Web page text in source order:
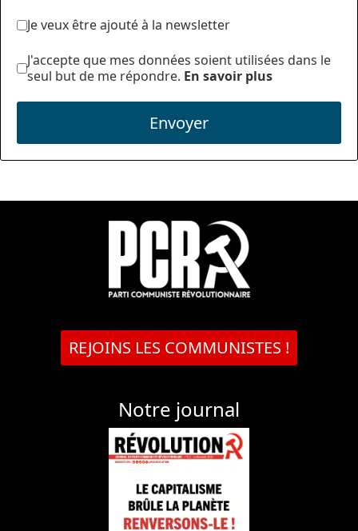
Je veux être ajouté à la newsletter
J'accepte que mes données soient utilisées dans le
seul but de me répondre. En savoir plus
Envoyer
REJOINS LES COMMUNISTES !
Notre journal